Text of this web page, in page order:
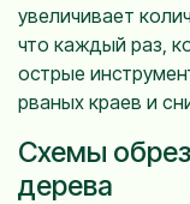
увеличивает
что каждый раз,
острые
рваных краев и
Схемы
дерева